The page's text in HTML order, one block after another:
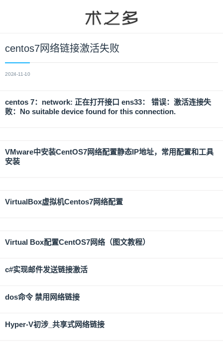
centos7网络链接激活失败
2024-11-10
centos 7：network: 正在打开接口 ens33： 错误：激活连接失
败：No suitable device found for this connection.
VMware中安装CentOS7网络配置静态IP地址，常用配置和工具
安装
VirtualBox虚拟机Centos7网络配置
Virtual Box配置CentOS7网络（图文教程）
c#实现邮件发送链接激活
dos命令 禁用网络链接
Hyper-V初涉_共享式网络链接